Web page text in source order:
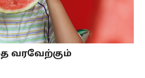
வரவேற்கும்